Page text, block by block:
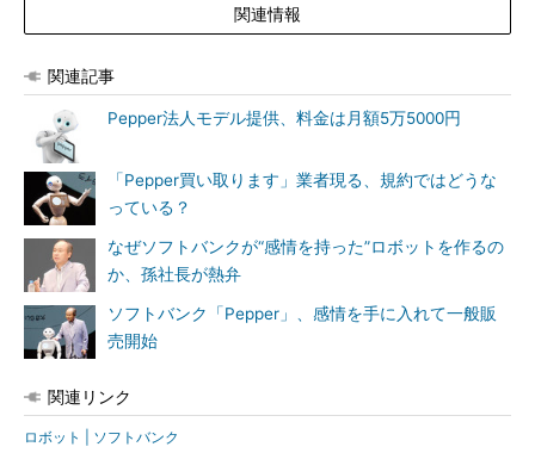
関連情報
関連記事
Pepper法人モデル提供、料金は月額5万5000円
「Pepper買い取ります」業者現る、規約ではどうな
っている？
なぜソフトバンクが“感情を持った”ロボットを作るの
か、孫社長が熱弁
ソフトバンク「Pepper」、感情を手に入れて一般販
売開始
関連リンク
ロボット | ソフトバンク